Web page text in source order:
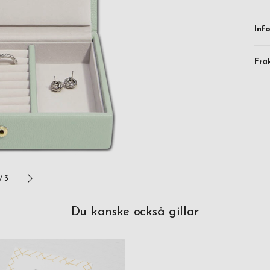
3
Du kanske också gillar